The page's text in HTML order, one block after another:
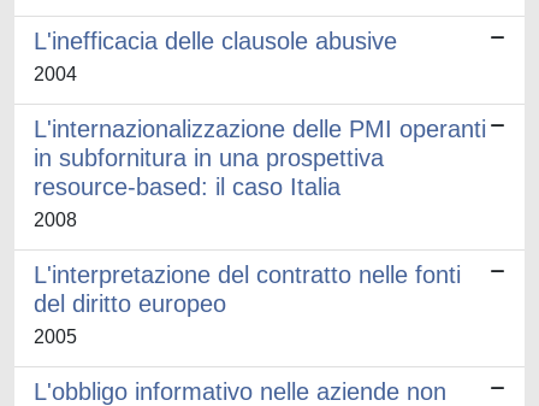
L'inefficacia delle clausole abusive
2004
L'internazionalizzazione delle PMI operanti
in subfornitura in una prospettiva
resource-based: il caso Italia
2008
L'interpretazione del contratto nelle fonti
del diritto europeo
2005
L'obbligo informativo nelle aziende non